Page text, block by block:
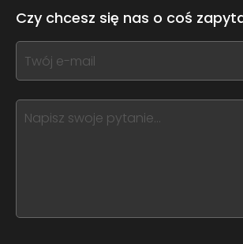
this
form
field
blank
Czy chcesz się nas o coś
If
you
this,
leave